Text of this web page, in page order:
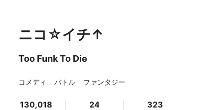
ニコ☆イチ↑
Too Funk To Die
コメディ バトル ファンタジー
130,018 24 323